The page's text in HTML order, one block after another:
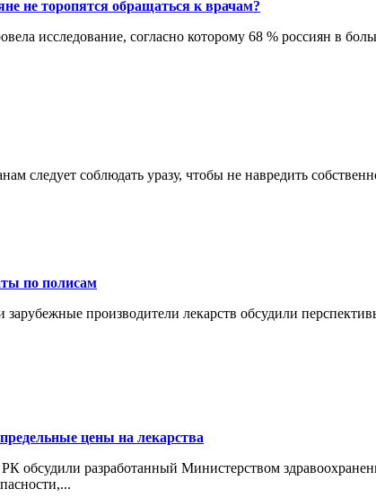
не торопятся обращаться к врачам?
исследование, согласно которому 68 % россиян в
следует соблюдать уразу, чтобы не навредить
по полисам
производители лекарств обсудили
цены на лекарства
обсудили разработанный Министерством